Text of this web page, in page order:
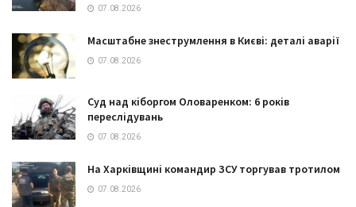
07.08.2026
Масштабне знеструмлення в Києві: деталі аварії
07.08.2026
Суд над кіборгом Оловаренком: 6 років
переслідувань
07.08.2026
На Харківщині командир ЗСУ торгував тротилом
07.08.2026